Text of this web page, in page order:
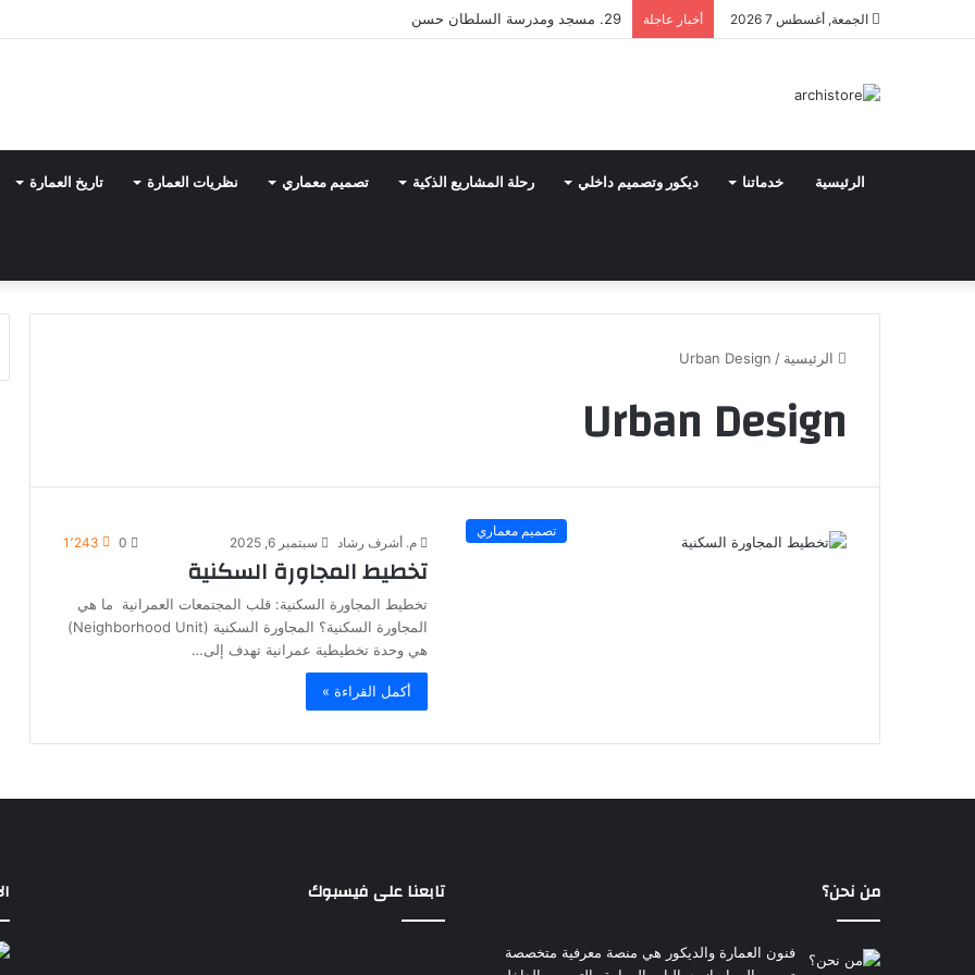
الجمعة, أغسطس 7 2026 أخبار عاجلة 29. مسجد ومدرسة السلطان حسن
الرئيسية خدماتنا ديكور وتصميم داخلي رحلة المشاريع الذكية تصميم معماري نظريات العمارة تاريخ العمارة
الرئيسية /
Urban Design
Urban Design
تصميم معماري
م. أشرف رشاد سبتمبر 6, 2025 0 1٬243
تخطيط المجاورة السكنية
تخطيط المجاورة السكنية: قلب المجتمعات العمرانية ما هي
المجاورة السكنية؟ المجاورة السكنية (Neighborhood Unit)
هي وحدة تخطيطية عمرانية تهدف إلى…
أكمل القراءة »
من نحن؟
فنون العمارة والديكور هي منصة معرفية متخصصة
تابعنا على فيسبوك